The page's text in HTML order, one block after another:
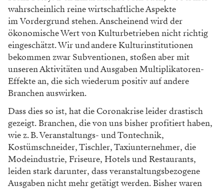
wahrscheinlich reine wirtschaftliche Aspekte
im Vordergrund stehen. Anscheinend wird der
ökonomische Wert von Kulturbetrieben nicht richtig
eingeschätzt. Wir und andere Kulturinstitutionen
bekommen zwar Subventionen, stoßen aber mit
unseren Aktivitäten und Ausgaben Multiplikatoren-
Effekte an, die sich wiederum positiv auf andere
Branchen auswirken.
Dass dies so ist, hat die Coronakrise leider drastisch
gezeigt. Branchen, die von uns bisher profitiert haben,
wie z. B. Veranstaltungs- und Tontechnik,
Kostümschneider, Tischler, Taxiunternehmer, die
Modeindustrie, Friseure, Hotels und Restaurants,
leiden stark darunter, dass veranstaltungs­bezogene
Ausgaben nicht mehr getätigt werden. Bisher waren